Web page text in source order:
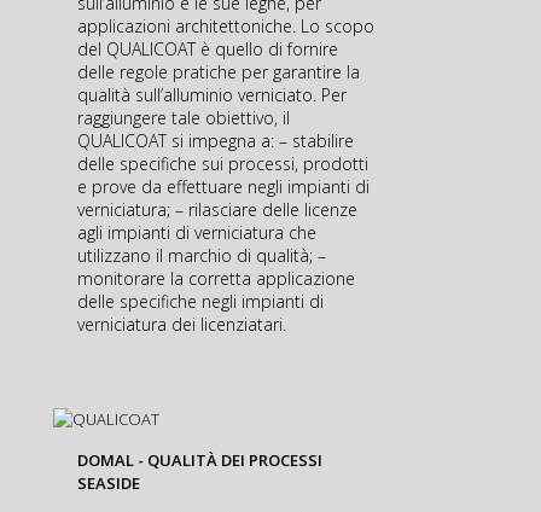
applicazioni architettoniche. Lo scopo
del QUALICOAT è quello di fornire
delle regole pratiche per garantire la
qualità sull’alluminio verniciato. Per
raggiungere tale obiettivo, il
QUALICOAT si impegna a: – stabilire
delle specifiche sui processi, prodotti
e prove da effettuare negli impianti di
verniciatura; – rilasciare delle licenze
agli impianti di verniciatura che
utilizzano il marchio di qualità; –
monitorare la corretta applicazione
delle specifiche negli impianti di
verniciatura dei licenziatari.
DOMAL - QUALITÀ DEI PROCESSI
SEASIDE